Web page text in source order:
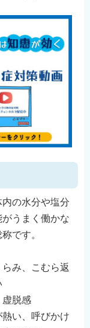
の水分や塩分
うまく働かな
です。
み、こむら返
脱感
い、呼びかけ